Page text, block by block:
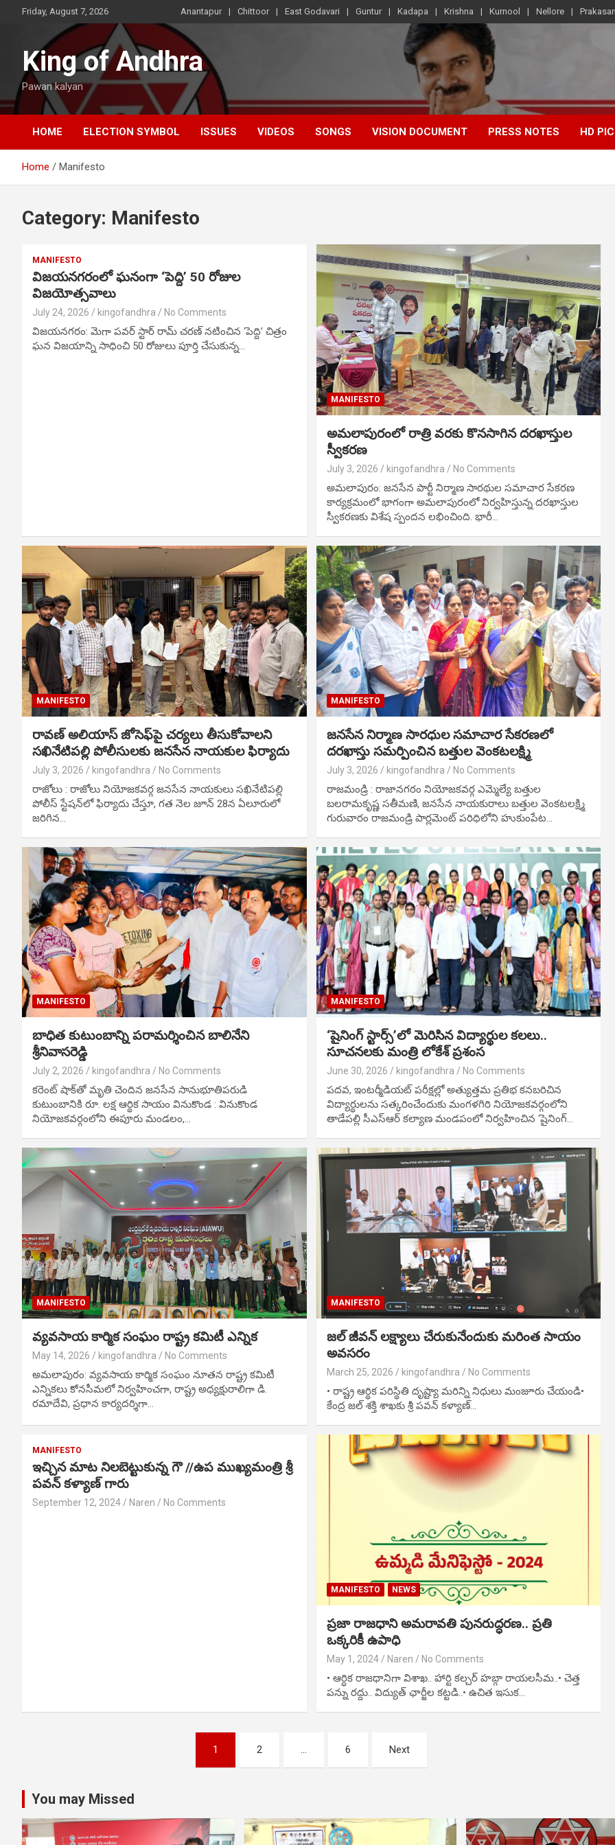
Friday, August 7, 2026 Anantapur Chittoor East Godavari Guntur Kadapa Krishna Kurnool Nellore
King of Andhra
Pawan kalyan
HOME ELECTION SYMBOL ISSUES VIDEOS SONGS VISION DOCUMENT PRESS NOTES HD
Home Manifesto
Category: Manifesto
MANIFESTO
విజయనగరంలో ఘనంగా ‘పెద్ది’ 50 రోజుల
విజయోత్సవాలు
July 24, 2026 kingofandhra No Comments
విజయనగరం: మెగా పవర్ స్టార్ రామ్ చరణ్ నటించిన ‘పెద్ది’ చిత్రం
ఘన విజయాన్ని సాధించి 50 రోజులు పూర్తి చేసుకున్న…
MANIFESTO
అమలాపురంలో రాత్రి వరకు కొనసాగిన దరఖాస్తుల
స్వీకరణ
July 3, 2026 kingofandhra No Comments
అమలాపురం: జనసేన పార్టీ నిర్మాణ సారథుల సమాచార సేకరణ
కార్యక్రమంలో భాగంగా అమలాపురంలో నిర్వహిస్తున్న దరఖాస్తుల
స్వీకరణకు విశేష స్పందన లభించింది. భారీ…
MANIFESTO
రావణ్ అలియాస్ జోసెఫ్‌పై చర్యలు తీసుకోవాలని
సఖినేటిపల్లి పోలీసులకు జనసేన నాయకుల ఫిర్యాదు
July 3, 2026 kingofandhra No Comments
రాజోలు : రాజోలు నియోజకవర్గ జనసేన నాయకులు సఖినేటిపల్లి
పోలీస్ స్టేషన్‌లో ఫిర్యాదు చేస్తూ, గత నెల జూన్ 28న ఏలూరులో
జరిగిన…
MANIFESTO
జనసేన నిర్మాణ సారధుల సమాచార సేకరణలో
దరఖాస్తు సమర్పించిన బత్తుల వెంకటలక్ష్మి
July 3, 2026 kingofandhra No Comments
రాజమండ్రి : రాజానగరం నియోజకవర్గ ఎమ్మెల్యే బత్తుల
బలరామకృష్ణ సతీమణి, జనసేన నాయకురాలు బత్తుల వెంకటలక్ష్మి
గురువారం రాజమండ్రి పార్లమెంట్ పరిధిలోని హుకుంపేట…
MANIFESTO
బాధిత కుటుంబాన్ని పరామర్శించిన బాలినేని
శ్రీనివాసరెడ్డి
July 2, 2026 kingofandhra No Comments
కరెంట్ షాక్‌తో మృతి చెందిన జనసేన సానుభూతిపరుడి
కుటుంబానికి రూ. లక్ష ఆర్థిక సాయం వినుకొండ : వినుకొండ
నియోజకవర్గంలోని ఈపూరు మండలం,…
MANIFESTO
‘షైనింగ్ స్టార్స్’లో మెరిసిన విద్యార్థుల కలలు..
సూచనలకు మంత్రి లోకేశ్ ప్రశంస
June 30, 2026 kingofandhra No Comments
పదవ, ఇంటర్మీడియట్ పరీక్షల్లో అత్యుత్తమ ప్రతిభ కనబరిచిన
విద్యార్థులను సత్కరించేందుకు మంగళగిరి నియోజకవర్గంలోని
తాడేపల్లి సీఎస్ఆర్ కల్యాణ మండపంలో నిర్వహించిన ‘షైనింగ్…
MANIFESTO
వ్యవసాయ కార్మిక సంఘం రాష్ట్ర కమిటీ ఎన్నిక
May 14, 2026 kingofandhra No Comments
అమలాపురం: వ్యవసాయ కార్మిక సంఘం నూతన రాష్ట్ర కమిటీ
ఎన్నికలు కోనసీమలో నిర్వహించగా, రాష్ట్ర అధ్యక్షురాలిగా డి.
రమాదేవి, ప్రధాన కార్యదర్శిగా…
MANIFESTO
జల్ జీవన్ లక్ష్యాలు చేరుకునేందుకు మరింత సాయం
అవసరం
March 25, 2026 kingofandhra No Comments
• రాష్ట్ర ఆర్థిక పరిస్థితి దృష్ట్యా మరిన్ని నిధులు మంజూరు చేయండి•
కేంద్ర జల్ శక్తి శాఖకు శ్రీ పవన్ కళ్యాణ్…
MANIFESTO
ఇచ్చిన మాట నిలబెట్టుకున్న గౌ //ఉప ముఖ్యమంత్రి శ్రీ
పవన్ కళ్యాణ్ గారు
September 12, 2024 Naren No Comments
MANIFESTO NEWS
ప్రజా రాజధాని అమరావతి పునరుద్ధరణ.. ప్రతి
ఒక్కరికీ ఉపాధి
May 1, 2024 Naren No Comments
• ఆర్ధిక రాజధానిగా విశాఖ.. హార్టి కల్చర్ హబ్గా రాయలసీమ..• చెత్త
పన్ను రద్దు.. విద్యుత్ ఛార్జీల కట్టడి..• ఉచిత ఇసుక…
1 2 … 6 Next
You may Missed